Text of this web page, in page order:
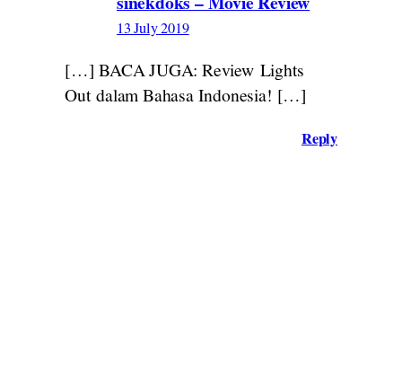
13 July 2019
[…] BACA JUGA: Review Lights
Out dalam Bahasa Indonesia! […]
Reply